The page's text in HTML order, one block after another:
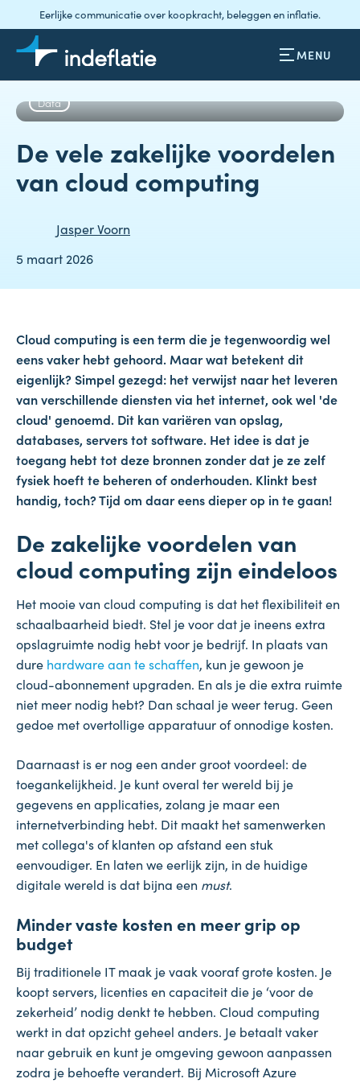
Eerlijke communicatie over koopkracht, beleggen en inflatie.
MENU
De vele zakelijke voordelen
van cloud computing
Jasper Voorn
5 maart 2026
Data
Cloud computing is een term die je tegenwoordig wel
eens vaker hebt gehoord. Maar wat betekent dit
eigenlijk? Simpel gezegd: het verwijst naar het leveren
van verschillende diensten via het internet, ook wel 'de
cloud' genoemd. Dit kan variëren van opslag,
databases, servers tot software. Het idee is dat je
toegang hebt tot deze bronnen zonder dat je ze zelf
fysiek hoeft te beheren of onderhouden. Klinkt best
handig, toch? Tijd om daar eens dieper op in te gaan!
De zakelijke voordelen van
cloud computing zijn eindeloos
Het mooie van cloud computing is dat het flexibiliteit en
schaalbaarheid biedt. Stel je voor dat je ineens extra
opslagruimte nodig hebt voor je bedrijf. In plaats van
dure hardware aan te schaffen, kun je gewoon je
cloud-abonnement upgraden. En als je die extra ruimte
niet meer nodig hebt? Dan schaal je weer terug. Geen
gedoe met overtollige apparatuur of onnodige kosten.
Daarnaast is er nog een ander groot voordeel: de
toegankelijkheid. Je kunt overal ter wereld bij je
gegevens en applicaties, zolang je maar een
internetverbinding hebt. Dit maakt het samenwerken
met collega's of klanten op afstand een stuk
eenvoudiger. En laten we eerlijk zijn, in de huidige
digitale wereld is dat bijna een must.
Minder vaste kosten en meer grip op
budget
Bij traditionele IT maak je vaak vooraf grote kosten. Je
koopt servers, licenties en capaciteit die je ‘voor de
zekerheid’ nodig denkt te hebben. Cloud computing
werkt in dat opzicht geheel anders. Je betaalt vaker
naar gebruik en kunt je omgeving gewoon aanpassen
zodra je behoefte verandert. Bij Microsoft Azure